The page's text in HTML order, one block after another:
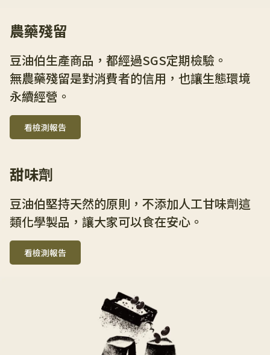
農藥殘留
豆油伯生產商品，都經過SGS定期檢驗。
無農藥殘留是對消費者的信用，也讓生態環境
永續經營。
看檢測報告
甜味劑
豆油伯堅持天然的原則，不添加人工甘味劑這
類化學製品，讓大家可以食在安心。
看檢測報告